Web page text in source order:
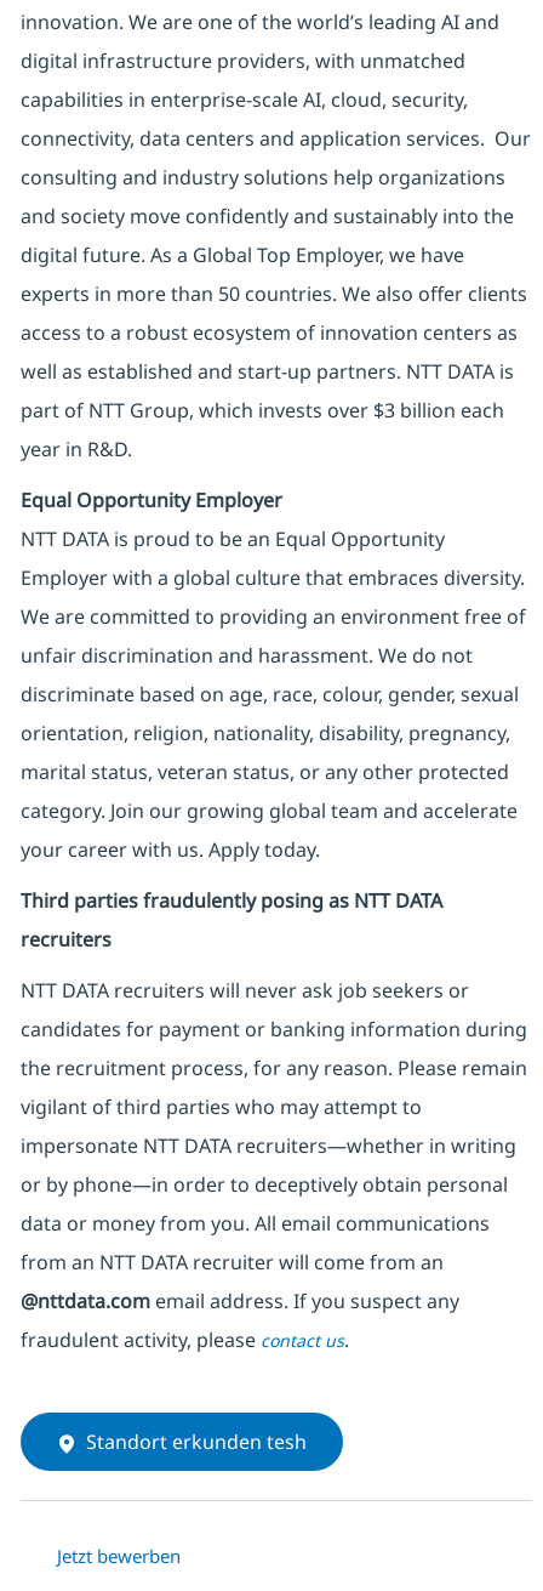
innovation. We are one of the world’s leading AI and
digital infrastructure providers, with unmatched
capabilities in enterprise-scale AI, cloud, security,
connectivity, data centers and application services. Our
consulting and industry solutions help organizations
and society move confidently and sustainably into the
digital future. As a Global Top Employer, we have
experts in more than 50 countries. We also offer clients
access to a robust ecosystem of innovation centers as
well as established and start-up partners. NTT DATA is
part of NTT Group, which invests over $3 billion each
year in R&D.
Equal Opportunity Employer
NTT DATA is proud to be an Equal Opportunity
Employer with a global culture that embraces diversity.
We are committed to providing an environment free of
unfair discrimination and harassment. We do not
discriminate based on age, race, colour, gender, sexual
orientation, religion, nationality, disability, pregnancy,
marital status, veteran status, or any other protected
category. Join our growing global team and accelerate
your career with us. Apply today.
Third parties fraudulently posing as NTT DATA
recruiters
NTT DATA recruiters will never ask job seekers or
candidates for payment or banking information during
the recruitment process, for any reason. Please remain
vigilant of third parties who may attempt to
impersonate NTT DATA recruiters—whether in writing
or by phone—in order to deceptively obtain personal
data or money from you. All email communications
from an NTT DATA recruiterwill come from an
@nttdata.comemail address. If you suspect any
fraudulent activity, please contact us.
Standort erkunden tesh
Jetzt bewerben